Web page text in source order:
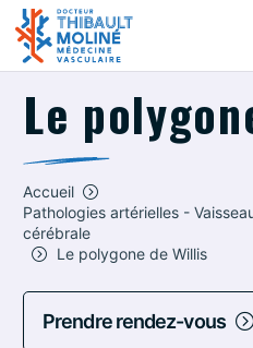
Le
Accueil
Pathologies artérielles -
cérébrale
Le polygone de Willis
Prendre rendez-vous